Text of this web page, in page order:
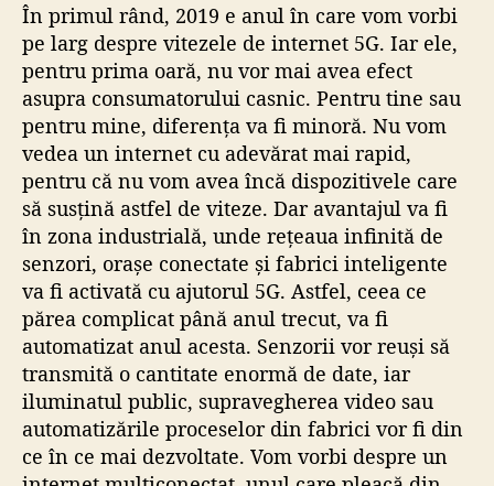
În primul rând, 2019 e anul în care vom vorbi
pe larg despre vitezele de internet 5G. Iar ele,
pentru prima oară, nu vor mai avea efect
asupra consumatorului casnic. Pentru tine sau
pentru mine, diferența va fi minoră. Nu vom
vedea un internet cu adevărat mai rapid,
pentru că nu vom avea încă dispozitivele care
să susțină astfel de viteze. Dar avantajul va fi
în zona industrială, unde rețeaua infinită de
senzori, orașe conectate și fabrici inteligente
va fi activată cu ajutorul 5G. Astfel, ceea ce
părea complicat până anul trecut, va fi
automatizat anul acesta. Senzorii vor reuși să
transmită o cantitate enormă de date, iar
iluminatul public, supravegherea video sau
automatizările proceselor din fabrici vor fi din
ce în ce mai dezvoltate. Vom vorbi despre un